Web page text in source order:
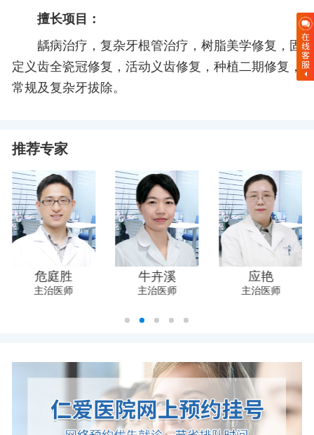
擅长项目：
龋病治疗，复杂牙根管治疗，树脂美学修复，固
定义齿全瓷冠修复，活动义齿修复，种植二期修复，
常规及复杂牙拔除。
推荐专家
危庭胜
主治医师
牛卉溪
主治医师
应艳
主治医师